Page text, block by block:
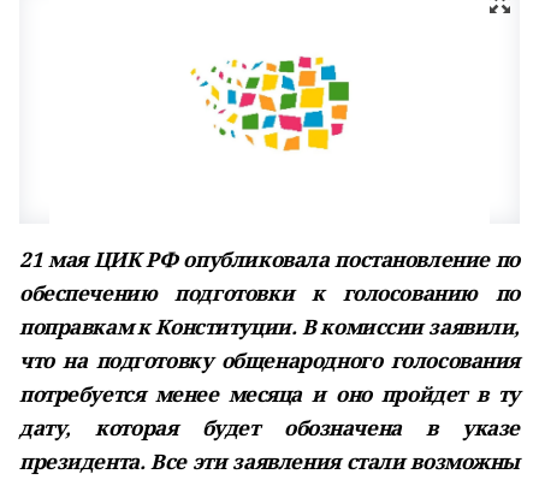
21 мая ЦИК РФ опубликовала постановление по
обеспечению подготовки к голосованию по
поправкам к Конституции. В комиссии заявили,
что на подготовку общенародного голосования
потребуется менее месяца и оно пройдет в ту
дату, которая будет обозначена в указе
президента. Все эти заявления стали возможны